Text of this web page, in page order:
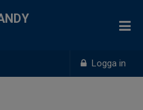
Logga in